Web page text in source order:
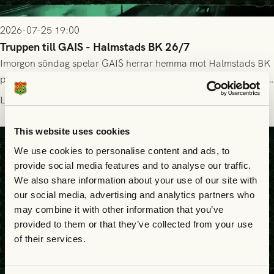
This website uses cookies
We use cookies to personalise content and ads, to
provide social media features and to analyse our traffic.
We also share information about your use of our site with
our social media, advertising and analytics partners who
may combine it with other information that you’ve
provided to them or that they’ve collected from your use
of their services.
2026-07-25 19:00
Truppen till GAIS - Halmstads BK 26/7
Imorgon söndag spelar GAIS herrar hemma mot Halmstads BK
på Gamla Ullevi med avspark kl 16.30! Fredrik Holmberg och
ledarstaben har tagit ut följande trupp till matchen:
Läs mer